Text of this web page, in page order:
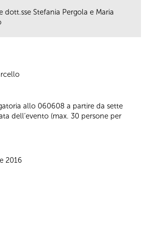
dott.sse Stefania Pergola e Maria
allo 060608 a partire da sette
dell’evento (max. 30 persone per
2016